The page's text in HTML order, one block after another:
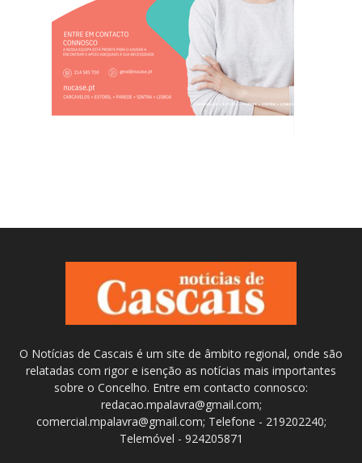
O Notícias de Cascais é um site de âmbito regional, onde são
relatadas com rigor e isenção as notícias mais importantes
sobre o Concelho. Entre em contacto connosco:
redacao.mpalavra@gmail.com;
comercial.mpalavra@gmail.com; Telefone - 219202240;
Telemóvel - 924205871